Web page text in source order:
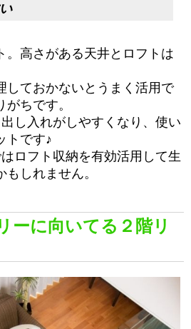
。高さがある天井とロフトは
しておかないとうまく活用で
ちです。
し入れがしやすくなり、使い
トです♪
ロフト収納を有効活用して生
しれません。
ーに向いてる２階リ